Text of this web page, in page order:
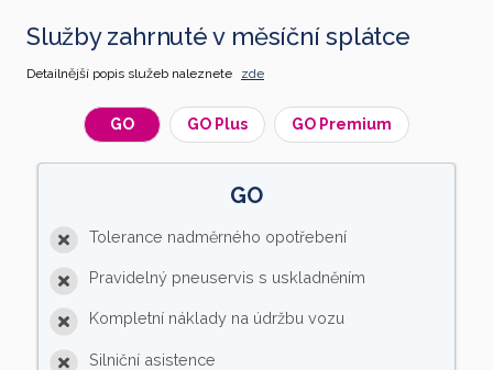
Služby zahrnuté v měsíční splátce
Detailnější popis služeb naleznete zde
GO GO Plus GO Premium
GO
Tolerance nadměrného opotřebení
Pravidelný pneuservis s uskladněním
Kompletní náklady na údržbu vozu
Silniční asistence